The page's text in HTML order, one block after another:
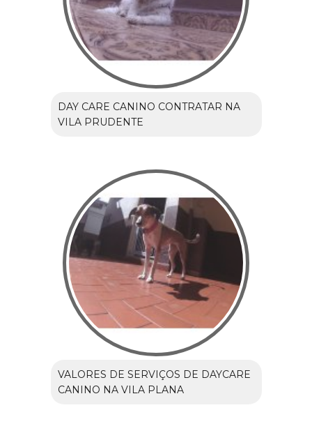
DAY CARE CANINO CONTRATAR NA
VILA PRUDENTE
VALORES DE SERVIÇOS DE DAYCARE
CANINO NA VILA PLANA